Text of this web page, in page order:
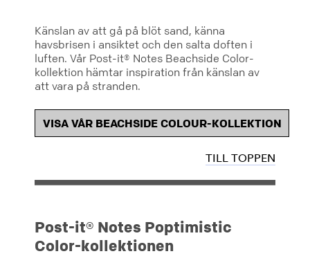
Känslan av att gå på blöt sand, känna
havsbrisen i ansiktet och den salta doften i
luften. Vår Post-it® Notes Beachside Color-
kollektion hämtar inspiration från känslan av
att vara på stranden.
VISA VÅR BEACHSIDE COLOUR-KOLLEKTION
TILL TOPPEN
Post-it® Notes Poptimistic
Color-kollektionen